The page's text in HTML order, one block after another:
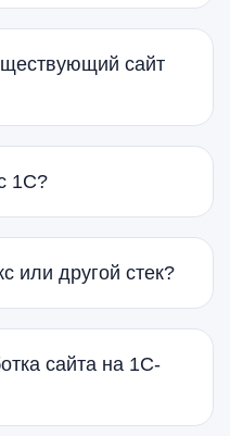
сайт
1С?
или другой стек?
сайта на 1С-